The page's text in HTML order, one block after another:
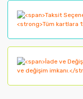
Bu ürüne